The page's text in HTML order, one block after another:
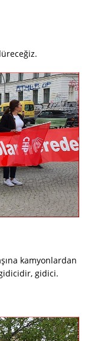
kamyonlardan
gidici.